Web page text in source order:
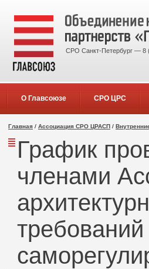
СРО Санкт-Петербург — 8
О Главсоюзе СРО ЦРС
Главная / Ассоциация СРО ЦРАСП /
График
членами